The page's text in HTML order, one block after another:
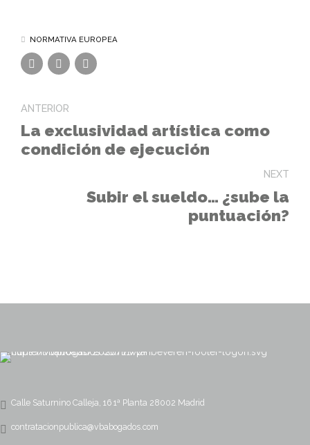
NORMATIVA EUROPEA
ANTERIOR
La exclusividad artística como
condición de ejecución
NEXT
Subir el sueldo… ¿sube la
puntuación?
Calle Saturnino Calleja, 16 1ª Planta 28002 Madrid
contratacionpublica@vbabogados.com